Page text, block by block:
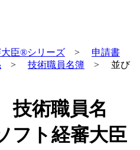
臣®シリーズ > 申請書
> 技術職員名簿 > 並び
術職員名
ト経審大臣